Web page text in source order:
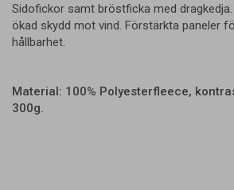
Sidofickor samt bröstficka med
ökad skydd mot vind. Förstärkta paneler
hållbarhet.
Material: 100% Polyesterfleece,
300g.